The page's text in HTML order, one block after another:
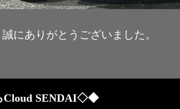
にありがとうございました。
Cloud SENDAI◇◆